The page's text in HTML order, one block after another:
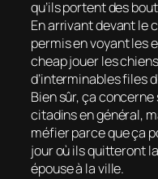
qu’ils portent des
En arrivant devant le
permis en voyant les
cheap jouer les
d’interminables files
Bien sûr, ça
citadins en général,
méfier parce que ça
jour où ils quitteront
épouse à la ville.